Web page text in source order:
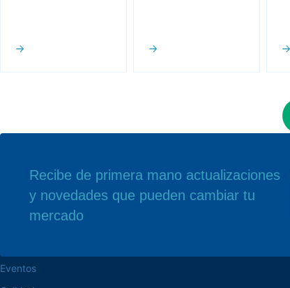
Recibe de primera mano actualizaciones
y novedades que pueden cambiar tu
mercado
navegue por el sitio web
Acerca de la Alutal
Eventos
Nuestra